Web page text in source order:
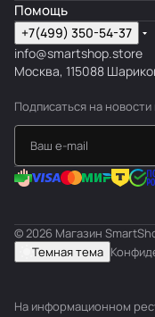
Помощь
+7(499) 350-54-37
info@smartshop.store
Москва, 115088
Подписаться на новости
© 2026 Магазин
Темная тема
На информационном